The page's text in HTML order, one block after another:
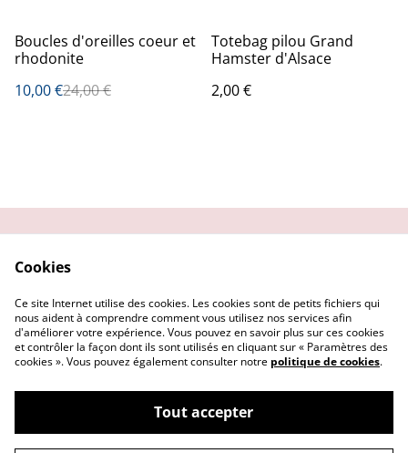
%
Boucles d'oreilles coeur et
rhodonite
10,00 €24,00 €
Totebag pilou Grand
Hamster d'Alsace
2,00 €
Confidentialité
Demander un retour
Cookies
©2026Getsu art and co
Cookies
Ce site Internet utilise des cookies. Les cookies sont de petits fichiers qui
nous aident à comprendre comment vous utilisez nos services afin
d'améliorer votre expérience. Vous pouvez en savoir plus sur ces cookies
et contrôler la façon dont ils sont utilisés en cliquant sur « Paramètres des
cookies ». Vous pouvez également consulter notre politique de cookies.
Tout accepter